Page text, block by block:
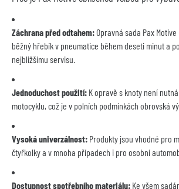
Záchrana před odtahem:Opravná sada Pax
běžný hřebík v pneumatice během deseti minut a
nejbližšímu servisu.
Jednoduchost použití: K opravě s knoty není
motocyklu, což je v polních podmínkách obrovská
Vysoká univerzálnost: Produkty jsou vhodné pro
čtyřkolky a v mnoha případech i pro osobní
Dostupnost spotřebního materiálu: Ke všem